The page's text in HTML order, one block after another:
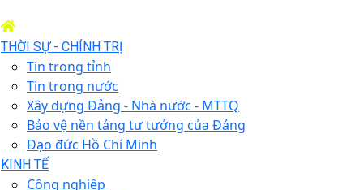
THỜI SỰ - CHÍNH TRỊ
Tin trong tỉnh
Tin trong nước
Xây dựng Đảng - Nhà nước - MTTQ
Bảo vệ nền tảng tư tưởng của Đảng
Đạo đức Hồ Chí Minh
KINH TẾ
Công nghiệp